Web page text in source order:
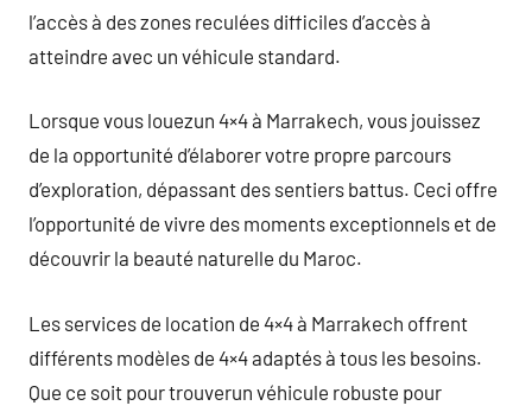
l’accès à des zones reculées difficiles d’accès à
atteindre avec un véhicule standard.
Lorsque vous louezun 4×4 à Marrakech, vous jouissez
de la opportunité d’élaborer votre propre parcours
d’exploration, dépassant des sentiers battus. Ceci offre
l’opportunité de vivre des moments exceptionnels et de
découvrir la beauté naturelle du Maroc.
Les services de location de 4×4 à Marrakech offrent
différents modèles de 4×4 adaptés à tous les besoins.
Que ce soit pour trouverun véhicule robuste pour